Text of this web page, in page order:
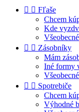
  Fľaše
Chcem
Kde
  Zásobníky
Mám
Iné formy
  Spotrebiče
Chcem
Výhodné